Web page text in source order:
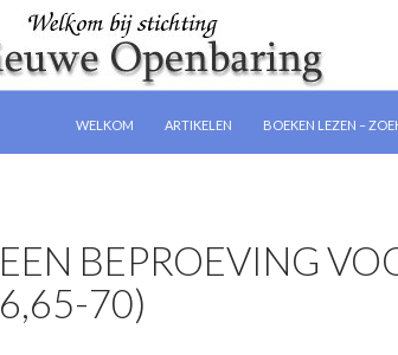
WELKOM
ARTIKELEN BOEKEN LEZEN –
EEN BEPROEVING
6,65-70)